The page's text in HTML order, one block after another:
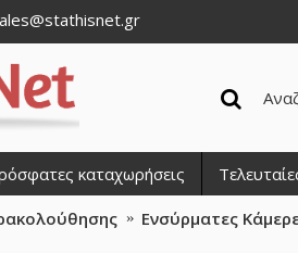
καταχωρήσεις
Ενσύρματες